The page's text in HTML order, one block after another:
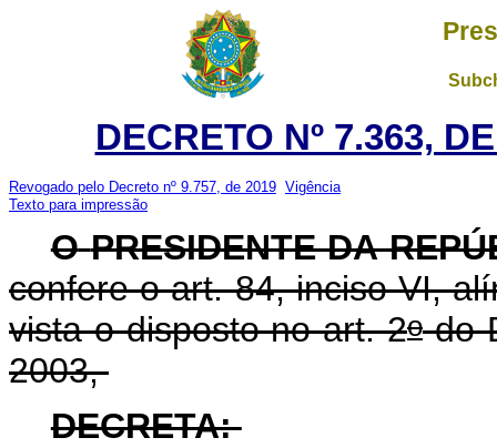
DECRETO Nº 7.363,
Revogado pelo Decreto nº 9.757, de 2019 Vigência
Texto para impressão
O PRESIDENTE DA
confere o art. 84, inciso VI,
vista o disposto no art. 2odo
2003,
DECRETA: